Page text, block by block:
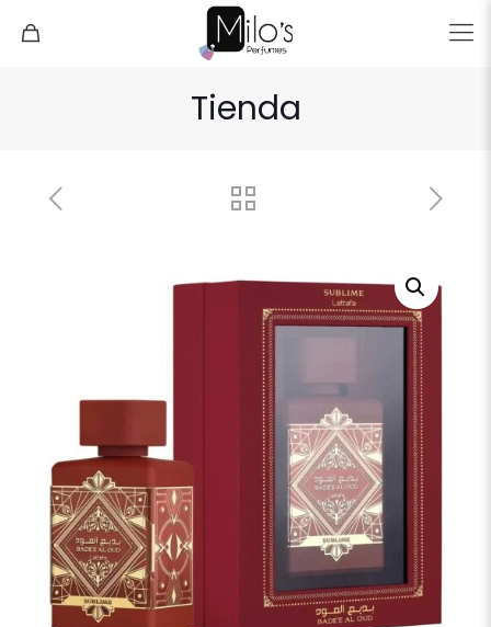
Tienda